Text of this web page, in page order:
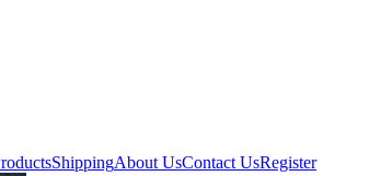
ShippingAbout UsContact UsRegister